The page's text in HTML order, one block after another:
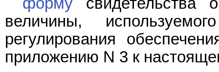
форму свидетельства
величины,
регулирования
приложению N 3 к